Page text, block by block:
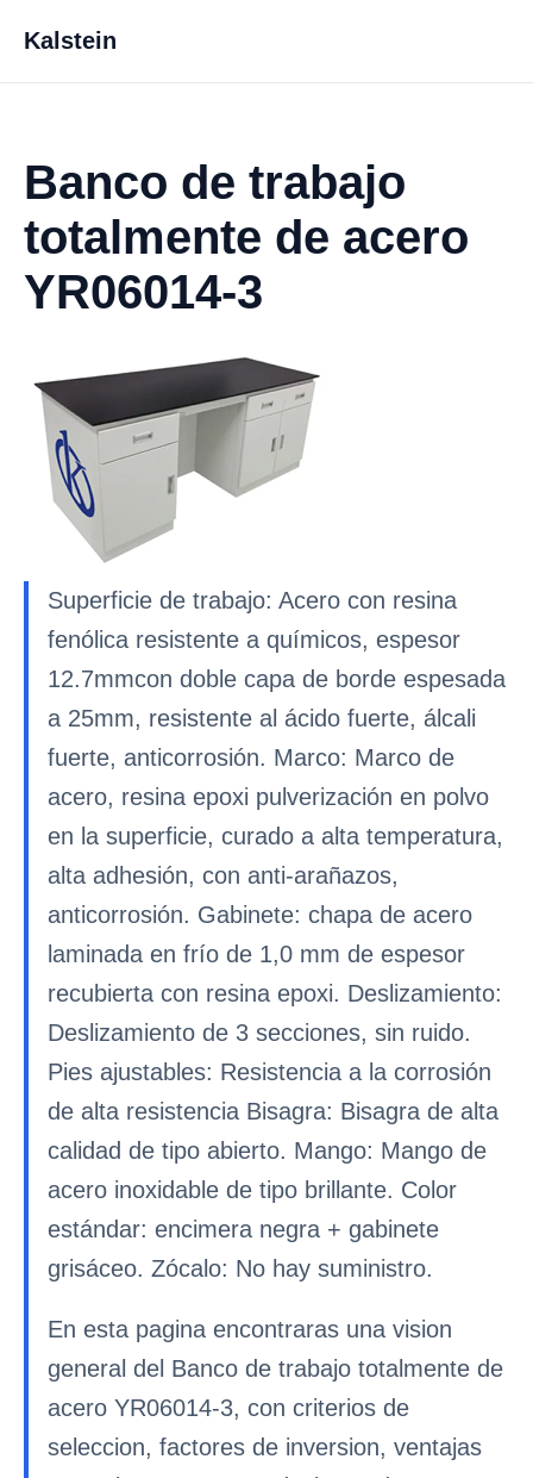
Kalstein
Banco de trabajo
totalmente de acero
YR06014-3
Superficie de trabajo: Acero con resina
fenólica resistente a químicos, espesor
12.7mmcon doble capa de borde espesada
a 25mm, resistente al ácido fuerte, álcali
fuerte, anticorrosión. Marco: Marco de
acero, resina epoxi pulverización en polvo
en la superficie, curado a alta temperatura,
alta adhesión, con anti-arañazos,
anticorrosión. Gabinete: chapa de acero
laminada en frío de 1,0 mm de espesor
recubierta con resina epoxi. Deslizamiento:
Deslizamiento de 3 secciones, sin ruido.
Pies ajustables: Resistencia a la corrosión
de alta resistencia Bisagra: Bisagra de alta
calidad de tipo abierto. Mango: Mango de
acero inoxidable de tipo brillante. Color
estándar: encimera negra + gabinete
grisáceo. Zócalo: No hay suministro.
En esta pagina encontraras una vision
general del Banco de trabajo totalmente de
acero YR06014-3, con criterios de
seleccion, factores de inversion, ventajas